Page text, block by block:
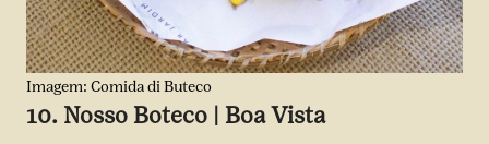
Imagem: Comida di Buteco
10. Nosso Boteco | Boa Vista